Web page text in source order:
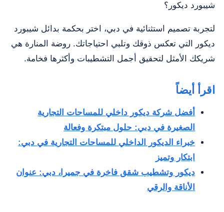
شيبورد ديكور؟
لتجربة تصميم استثنائية في دبي، اختر بحكمة بدائل شيبورد
ديكور التي تعكس ذوقك وتلبي احتياجاتك. روضة المنارة هي
شريكك الأمثل لتحقيق أجمل التشطيبات وأكثرها فخامة.
اقرأ أيضاً
أفضل شركة ديكور داخلي للمساحات التجارية
الصغيرة في دبي: حلول مبتكرة وفعالة
خبراء الديكور الداخلي للمساحات التجارية في دبي:
ابتكار وتميز
ديكور وتشطيب شقق فاخرة في جميرا، دبي: عنوان
الأناقة والرقي